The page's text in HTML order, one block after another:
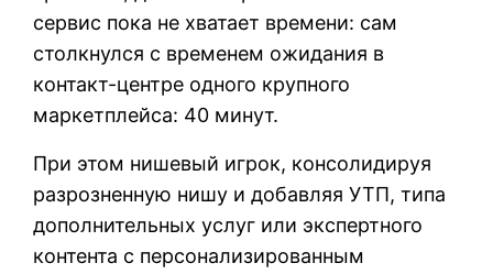
сервис пока не хватает времени: сам
столкнулся с временем ожидания в
контакт-центре одного крупного
маркетплейса: 40 минут.
При этом нишевый игрок, консолидируя
разрозненную нишу и добавляя УТП, типа
дополнительных услуг или экспертного
контента с персонализированным